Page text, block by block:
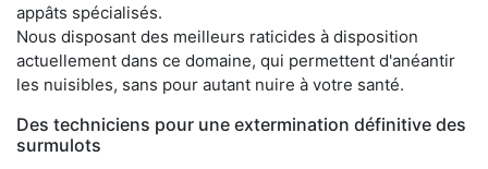
appâts spécialisés.
Nous disposant des meilleurs raticides à disposition
actuellement dans ce domaine, qui permettent d'anéantir
les nuisibles, sans pour autant nuire à votre santé.
Des techniciens pour une extermination définitive des
surmulots